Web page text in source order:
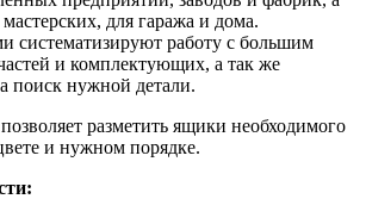
для гаража и дома.
систематизируют работу с большим
и комплектующих, а так же
поиск нужной детали.
разметить ящики необходимого
и нужном порядке.